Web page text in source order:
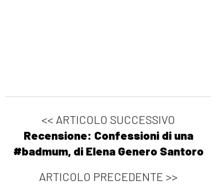
<< ARTICOLO SUCCESSIVO
Recensione: Confessioni di una
#badmum, di Elena Genero Santoro
ARTICOLO PRECEDENTE >>